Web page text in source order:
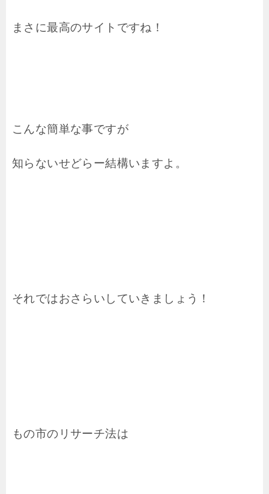
まさに最高のサイトですね！
こんな簡単な事ですが
知らないせどらー結構いますよ。
それではおさらいしていきましょう！
もの市のリサーチ法は